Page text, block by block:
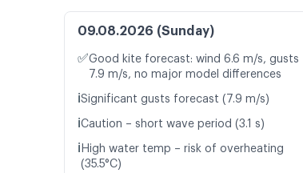
09.08.2026 (Sunday)
✅Good kite forecast: wind 6.6 m/s, gusts
7.9 m/s, no major model differences
ℹ️Significant gusts forecast (7.9 m/s)
ℹ️Caution – short wave period (3.1 s)
ℹ️ High water temp – risk of overheating
(35.5°C)